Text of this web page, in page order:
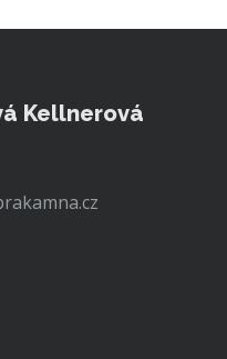
Kellnerová